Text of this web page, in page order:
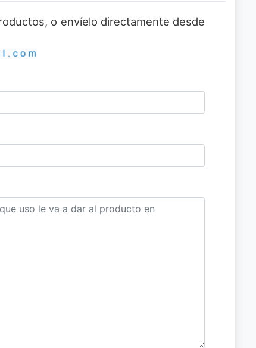
o envíelo directamente desde